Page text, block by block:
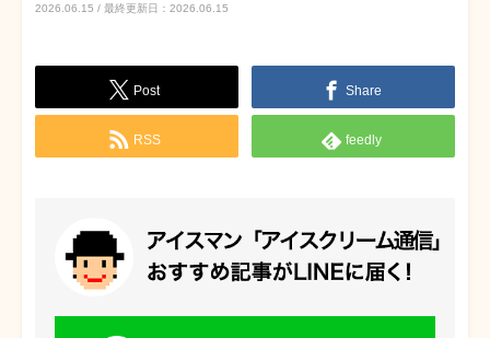
2026.06.15 / 最終更新日：2026.06.15
Post Share
RSS feedly